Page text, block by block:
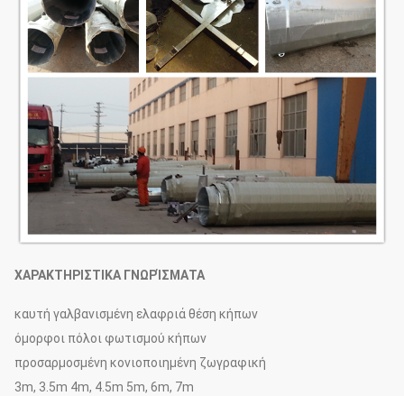
ΧΑΡΑΚΤΗΡΙΣΤΙΚΑ ΓΝΩΡΊΣΜΑΤΑ
καυτή γαλβανισμένη ελαφριά θέση κήπων
όμορφοι πόλοι φωτισμού κήπων
προσαρμοσμένη κονιοποιημένη ζωγραφική
3m, 3.5m 4m, 4.5m 5m, 6m, 7m